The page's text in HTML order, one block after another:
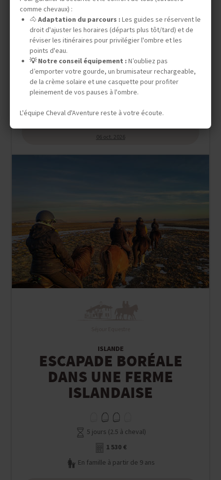
Convoyage de Chevaux
GÉORGIE
TRANSHUMANCE DE
CHEVAUX EN TOUCHÉTIE
13 jours (7 à cheval dont 2 jours de transhumance)
DÉPARTS GARANTIS
06 oct. 2026
ISLANDE
ESCAPADE BORÉALE
DANS UNE FERME
ISLANDAISE
5 jours (2.5 à cheval)
1 530 €
En famille à partir de 9 ans
comme chevaux) :
🐴 Adaptation du parcours :Les guides se réservent le
droit d'ajuster les horaires (départs plus tôt/tard) et de
réviser les itinéraires pour privilégier l'ombre et les
points d'eau.
💡 Notre conseil équipement :N’oubliez pas
d’emporter votre gourde, un brumisateur rechargeable,
de la crème solaire et une casquette pour profiter
pleinement de vos pauses à l'ombre.
L'équipe Cheval d'Aventure reste à votre écoute.